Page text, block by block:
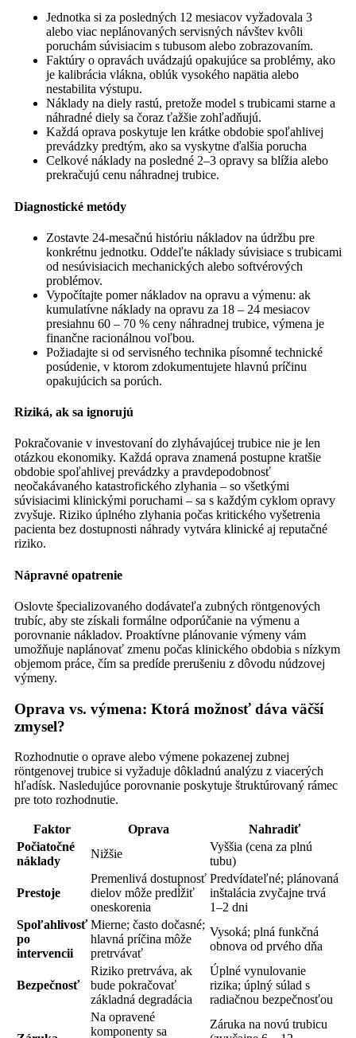
Jednotka si za posledných 12 mesiacov vyžadovala 3
alebo viac neplánovaných servisných návštev kvôli
poruchám súvisiacim s tubusom alebo zobrazovaním.
Faktúry o opravách uvádzajú opakujúce sa problémy, ako
je kalibrácia vlákna, oblúk vysokého napätia alebo
nestabilita výstupu.
Náklady na diely rastú, pretože model s trubicami starne a
náhradné diely sa čoraz ťažšie zohľadňujú.
Každá oprava poskytuje len krátke obdobie spoľahlivej
prevádzky predtým, ako sa vyskytne ďalšia porucha
Celkové náklady na posledné 2–3 opravy sa blížia alebo
prekračujú cenu náhradnej trubice.
Diagnostické metódy
Zostavte 24-mesačnú históriu nákladov na údržbu pre
konkrétnu jednotku. Oddeľte náklady súvisiace s trubicami
od nesúvisiacich mechanických alebo softvérových
problémov.
Vypočítajte pomer nákladov na opravu a výmenu: ak
kumulatívne náklady na opravu za 18 – 24 mesiacov
presiahnu 60 – 70 % ceny náhradnej trubice, výmena je
finančne racionálnou voľbou.
Požiadajte si od servisného technika písomné technické
posúdenie, v ktorom zdokumentujete hlavnú príčinu
opakujúcich sa porúch.
Riziká, ak sa ignorujú
Pokračovanie v investovaní do zlyhávajúcej trubice nie je len
otázkou ekonomiky. Každá oprava znamená postupne kratšie
obdobie spoľahlivej prevádzky a pravdepodobnosť
neočakávaného katastrofického zlyhania – so všetkými
súvisiacimi klinickými poruchami – sa s každým cyklom opravy
zvyšuje. Riziko úplného zlyhania počas kritického vyšetrenia
pacienta bez dostupnosti náhrady vytvára klinické aj reputačné
riziko.
Nápravné opatrenie
Oslovte špecializovaného dodávateľa zubných röntgenových
trubíc, aby ste získali formálne odporúčanie na výmenu a
porovnanie nákladov. Proaktívne plánovanie výmeny vám
umožňuje naplánovať zmenu počas klinického obdobia s nízkym
objemom práce, čím sa predíde prerušeniu z dôvodu núdzovej
výmeny.
Oprava vs. výmena: Ktorá možnosť dáva väčší
zmysel?
Rozhodnutie o oprave alebo výmene pokazenej zubnej
röntgenovej trubice si vyžaduje dôkladnú analýzu z viacerých
hľadísk. Nasledujúce porovnanie poskytuje štruktúrovaný rámec
pre toto rozhodnutie.
Faktor Oprava
Nahradiť
Počiatočné
náklady
Nižšie
Vyššia (cena za plnú
tubu)
Prestoje
Premenlivá dostupnosť
dielov môže predĺžiť
oneskorenia
Predvídateľné; plánovaná
inštalácia zvyčajne trvá
1–2 dni
Spoľahlivosť
po
intervencii
Mierne; často dočasné;
hlavná príčina môže
pretrvávať
Vysoká; plná funkčná
obnova od prvého dňa
Bezpečnosť
Riziko pretrváva, ak
bude pokračovať
základná degradácia
Úplné vynulovanie
rizika; úplný súlad s
radiačnou bezpečnosťou
Na opravené
komponenty sa
Záruka na novú trubicu